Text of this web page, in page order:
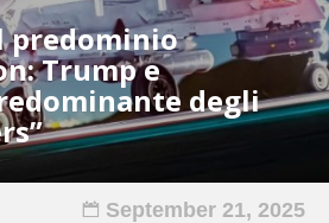
predominio
Trump e
degli
September 21, 2025